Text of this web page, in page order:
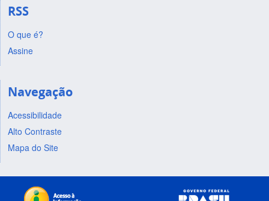
RSS
O que é?
Assine
Navegação
Acessibilidade
Alto Contraste
Mapa do Site